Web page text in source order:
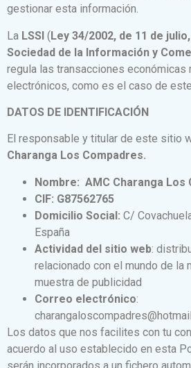
gestionar esta información.
La LSSI (Ley 34/2002, de 11 de
Sociedad de la Información y
regula las transacciones económicas
electrónicos, como es el caso de
DATOS DE IDENTIFICACIÓN
El responsable y titular de este sitio
Charanga Los Compadres.
Nombre: AMC Charanga Los
CIF: G87562765
Domicilio Social: C/
España
Actividad del sitio web:
relacionado con el mundo de la
muestra de publicidad
Correo electrónico:
Los datos que nos facilites con tu
acuerdo al uso establecido en esta